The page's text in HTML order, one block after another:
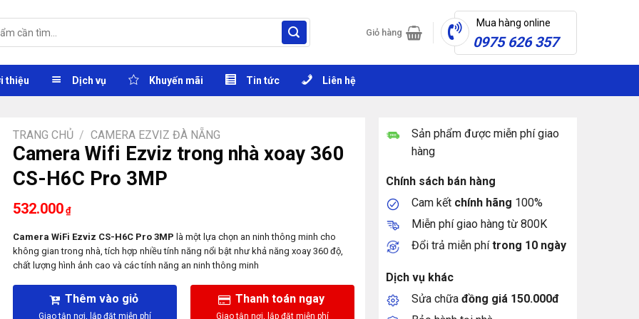
Giỏ hàng
Mua hàng online
0975 626 357
thiệu Dịch vụ Khuyến mãi Tin tức Liên hệ
TRANG CHỦ / CAMERA EZVIZ ĐÀ NẴNG
Camera Wifi Ezviz trong nhà xoay 360
CS-H6C Pro 3MP
532.000 ₫
Camera WiFi Ezviz CS-H6C Pro 3MP là một lựa chọn an ninh thông minh cho
không gian trong nhà, tích hợp nhiều tính năng nổi bật như khả năng xoay 360 độ,
chất lượng hình ảnh cao và các tính năng an ninh thông minh
Thêm vào giỏ Thanh toán ngay
Sản phẩm được miễn phí giao
hàng
Chính sách bán hàng
Cam kết chính hãng 100%
Miễn phí giao hàng từ 800K
Đổi trả miễn phítrong 10 ngày
Dịch vụ khác
Sửa chữađồng giá 150.000đ